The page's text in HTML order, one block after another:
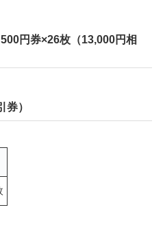
円券×26枚（13,000円相
）